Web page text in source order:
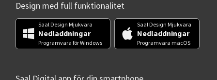
Design med full funktionalitet
Saal Design Mjukvara
Nedladdningar
Programvara för Windows
Saal Design Mjukvara
Nedladdningar
Programvara macOS